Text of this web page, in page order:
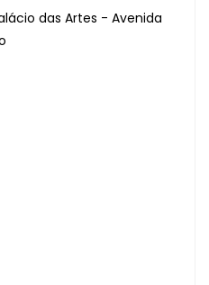
das Artes - Avenida